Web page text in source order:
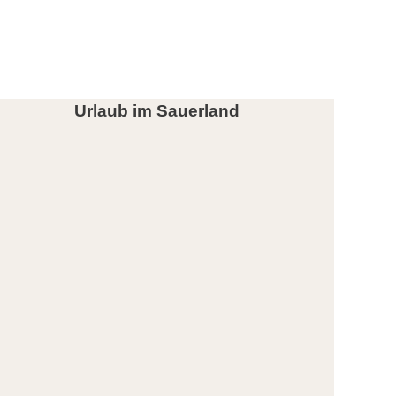
Urlaub im Sauerland